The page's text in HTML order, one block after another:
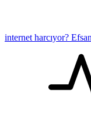
internet harcıyor?